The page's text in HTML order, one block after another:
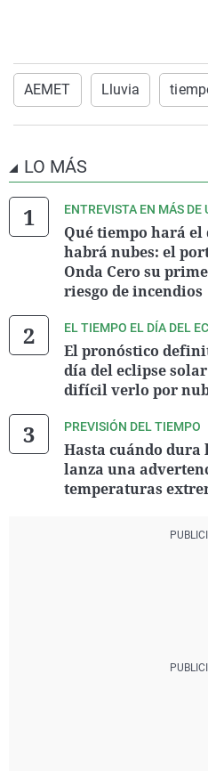
AEMET Lluvia
LO MÁS
ENTREVISTA EN MÁS DE
Qué tiempo hará el
habrá nubes: el
Onda Cero su
riesgo de incendios
EL TIEMPO EL DÍA DEL
El pronóstico
día del eclipse
difícil verlo por
PREVISIÓN DEL TIEMPO
Hasta cuándo dura
lanza una
temperaturas